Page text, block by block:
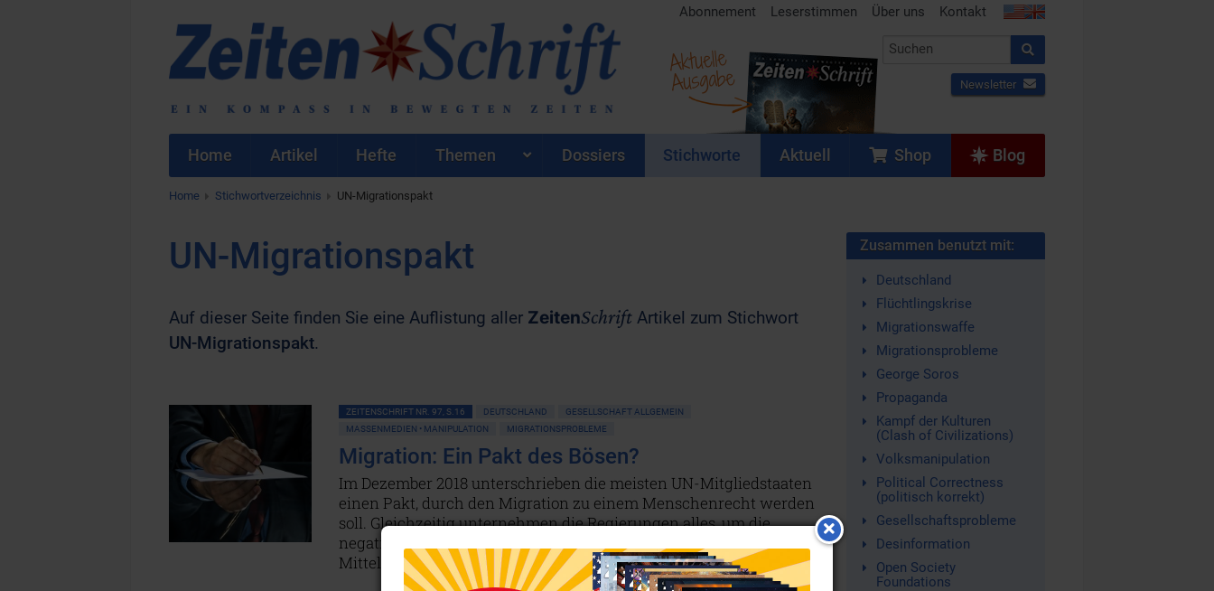
Abonnement Leserstimmen Über uns Kontakt
Newsletter
Aktuelle
Ausgabe
Home Artikel Hefte Themen Dossiers Stichworte Aktuell Shop Blog
Home Stichwortverzeichnis UN-Migrationspakt
UN-Migrationspakt
Auf dieser Seite finden Sie eine Auflistung aller ZeitenSchrift Artikel zum Stichwort
UN-Migrationspakt.
ZEITENSCHRIFT NR. 97, S.16 DEUTSCHLAND
GESELLSCHAFT ALLGEMEIN
MASSENMEDIEN • MANIPULATION
MIGRATIONSPROBLEME
Migration: Ein Pakt des Bösen?
Im Dezember 2018 unterschrieben die meisten UN-Mitgliedstaaten
einen Pakt, durch den Migration zu einem Menschenrecht werden
soll. Gleichzeitig unternehmen die Regierungen alles, um die
negativen Folgen der Migration schönzureden, wobei ihnen jedes
Mittel – auch Manipulation und Lüge – recht ist.Weiterlesen...
Zusammen benutzt mit:
Deutschland
Flüchtlingskrise
Migrationswaffe
Migrationsprobleme
George Soros
Propaganda
Kampf der Kulturen
(Clash of Civilizations)
Volksmanipulation
Political Correctness
(politisch korrekt)
Gesellschaftsprobleme
Desinformation
Open Society
Foundations